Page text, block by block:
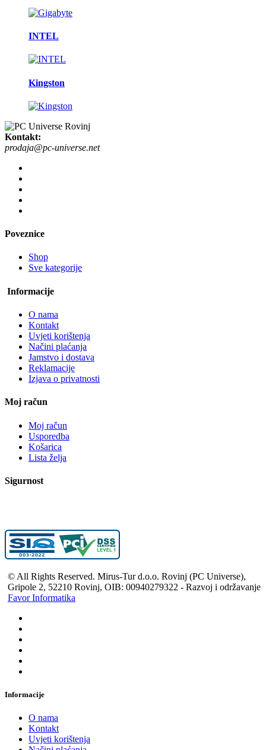
INTEL
Kingston
Kontakt:
prodaja@pc-universe.net
Poveznice
Shop
Sve kategorije
Informacije
O nama
Kontakt
Uvjeti korištenja
Načini plaćanja
Jamstvo i dostava
Reklamacije
Izjava o privatnosti
Moj račun
Moj račun
Usporedba
Košarica
Lista želja
Sigurnost
© All Rights Reserved. Mirus-Tur d.o.o. Rovinj (PC Universe),
Gripole 2, 52210 Rovinj, OIB: 00940279322 - Razvoj i održavanje
Favor Informatika
Informacije
O nama
Kontakt
Uvjeti korištenja